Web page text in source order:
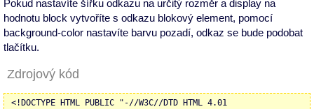
Pokud nastavíte šířku odkazu na určitý rozměr a display na
hodnotu block vytvoříte s odkazu blokový element, pomocí
background-color nastavíte barvu pozadí, odkaz se bude podobat
tlačítku.
Zdrojový kód
<!DOCTYPE HTML PUBLIC "-//W3C//DTD HTML 4.01